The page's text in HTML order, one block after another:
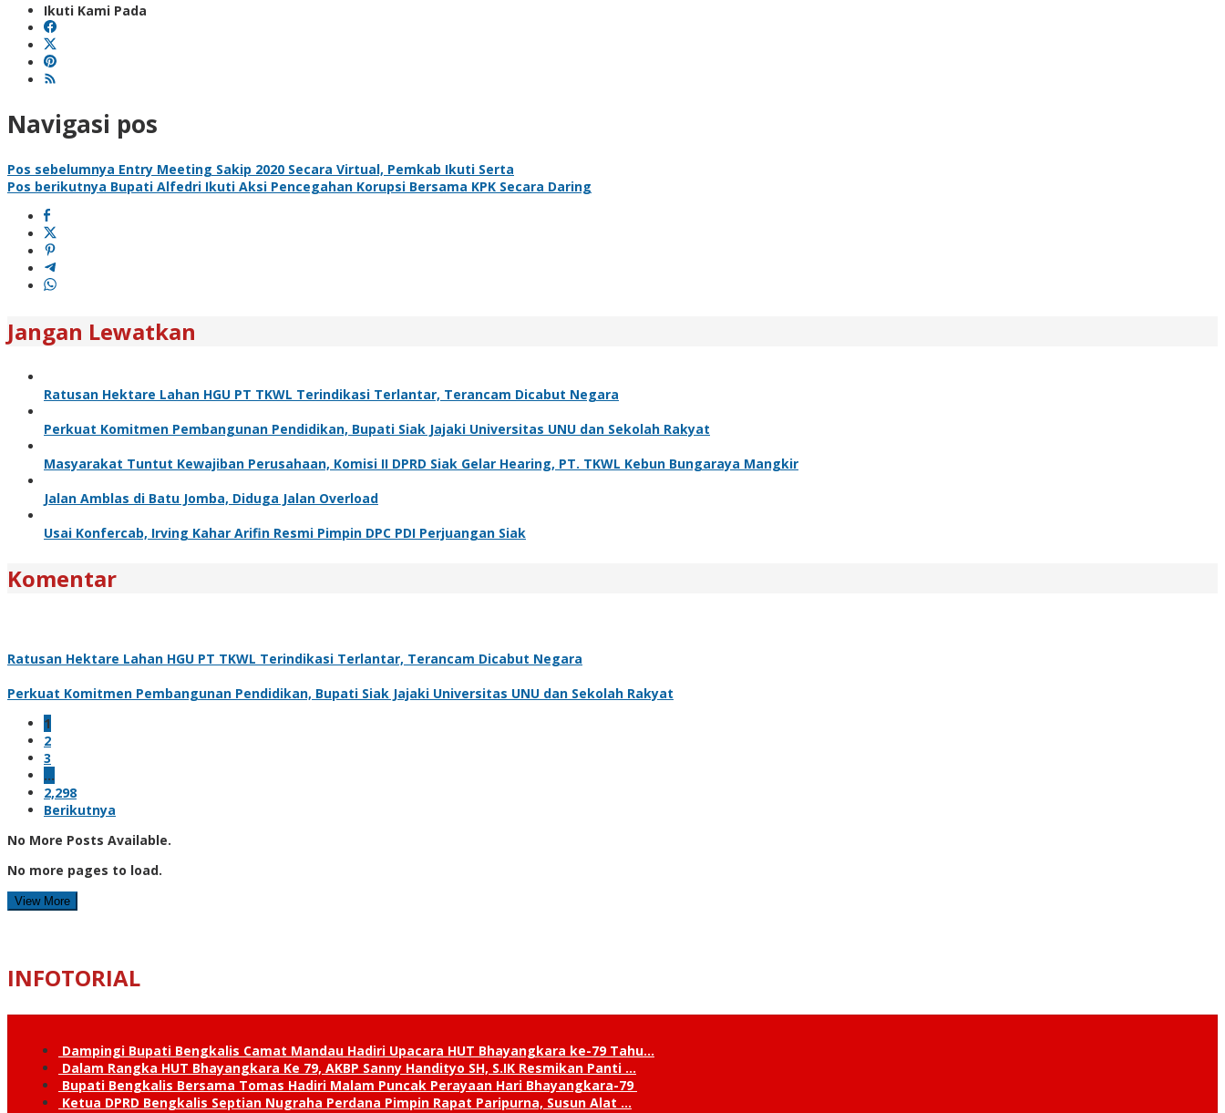
Ikuti Kami Pada
Navigasi pos
Pos sebelumnya Entry Meeting Sakip 2020 Secara Virtual, Pemkab Ikuti Serta
Pos berikutnya Bupati Alfedri Ikuti Aksi Pencegahan Korupsi Bersama KPK Secara Daring
Jangan Lewatkan
Ratusan Hektare Lahan HGU PT TKWL Terindikasi Terlantar, Terancam Dicabut Negara
Perkuat Komitmen Pembangunan Pendidikan, Bupati Siak Jajaki Universitas UNU dan Sekolah Rakyat
Masyarakat Tuntut Kewajiban Perusahaan, Komisi II DPRD Siak Gelar Hearing, PT. TKWL Kebun Bungaraya Mangkir
Jalan Amblas di Batu Jomba, Diduga Jalan Overload
Usai Konfercab, Irving Kahar Arifin Resmi Pimpin DPC PDI Perjuangan Siak
Komentar
Ratusan Hektare Lahan HGU PT TKWL Terindikasi Terlantar, Terancam Dicabut Negara
Perkuat Komitmen Pembangunan Pendidikan, Bupati Siak Jajaki Universitas UNU dan Sekolah Rakyat
1
2
3
…
2,298
Berikutnya
No More Posts Available.
No more pages to load.
View More
INFOTORIAL
Dampingi Bupati Bengkalis Camat Mandau Hadiri Upacara HUT Bhayangkara ke-79 Tahu…
Dalam Rangka HUT Bhayangkara Ke 79, AKBP Sanny Handityo SH, S.IK Resmikan Panti …
Bupati Bengkalis Bersama Tomas Hadiri Malam Puncak Perayaan Hari Bhayangkara-79
Ketua DPRD Bengkalis Septian Nugraha Perdana Pimpin Rapat Paripurna, Susun Alat …